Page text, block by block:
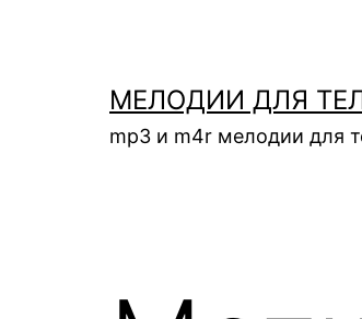
содержимомуМЕЛОДИИ ДЛЯ
mp3 и m4r мелодии для